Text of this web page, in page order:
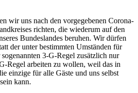
wir uns nach den vorgegebenen Corona-
richten, die wiederum auf den
Bundeslandes beruhen. Wir dürfen
der unter bestimmten Umständen für
3-G-Regel zusätzlich nur
Regel arbeiten zu wollen, weil das in
einzige für alle Gäste und uns selbst
kann.